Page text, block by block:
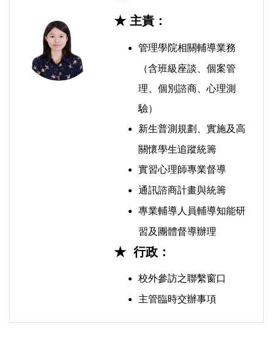
★ 主責：
管理學院相關輔導業務
（含班級座談、個案管
理、個別諮商、心理測
驗）
新生普測規劃、實施及高
關懷學生追蹤統籌
實習心理師專業督導
通訊諮商計畫與統籌
專業輔導人員輔導知能研
習及團體督導辦理
★ 行政：
校外參訪之聯繫窗口
主管臨時交辦事項